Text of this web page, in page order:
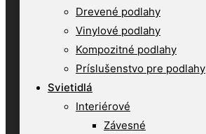
Drevené podlahy
Vinylové podlahy
Kompozitné podlahy
Príslušenstvo pre podlahy
Svietidlá
Interiérové
Závesné